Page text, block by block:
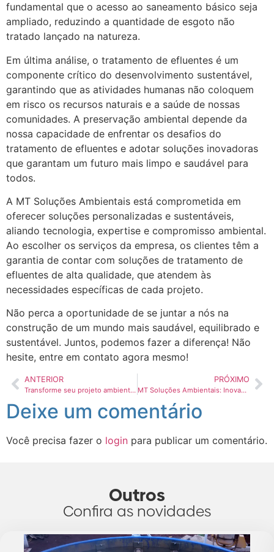
fundamental que o acesso ao saneamento básico seja
ampliado, reduzindo a quantidade de esgoto não
tratado lançado na natureza.
Em última análise, o tratamento de efluentes é um
componente crítico do desenvolvimento sustentável,
garantindo que as atividades humanas não coloquem
em risco os recursos naturais e a saúde de nossas
comunidades. A preservação ambiental depende da
nossa capacidade de enfrentar os desafios do
tratamento de efluentes e adotar soluções inovadoras
que garantam um futuro mais limpo e saudável para
todos.
A MT Soluções Ambientais está comprometida em
oferecer soluções personalizadas e sustentáveis,
aliando tecnologia, expertise e compromisso ambiental.
Ao escolher os serviços da empresa, os clientes têm a
garantia de contar com soluções de tratamento de
efluentes de alta qualidade, que atendem às
necessidades específicas de cada projeto.
Não perca a oportunidade de se juntar a nós na
construção de um mundo mais saudável, equilibrado e
sustentável. Juntos, podemos fazer a diferença! Não
hesite, entre em contato agora mesmo!
ANTERIOR
Transforme seu projeto ambiental com a expertise da MT Soluções Ambientais: Líder em serviços ambientais de alta qualidade em Chapecó
PRÓXIMO
MT Soluções Ambientais: Inovação em Tratamento de Esgoto Sanitário para Elevar Padrões de Saneamento em Chapecó
Deixe um comentário
Você precisa fazer o login para publicar um comentário.
Outros
Confira as novidades